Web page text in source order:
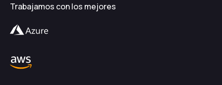
Trabajamos con los mejores